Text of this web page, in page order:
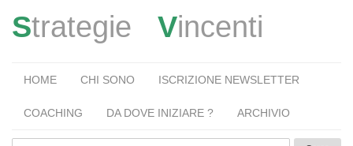
Strategie Vincenti
HOME CHI SONO ISCRIZIONE NEWSLETTER
COACHING DA DOVE INIZIARE ? ARCHIVIO